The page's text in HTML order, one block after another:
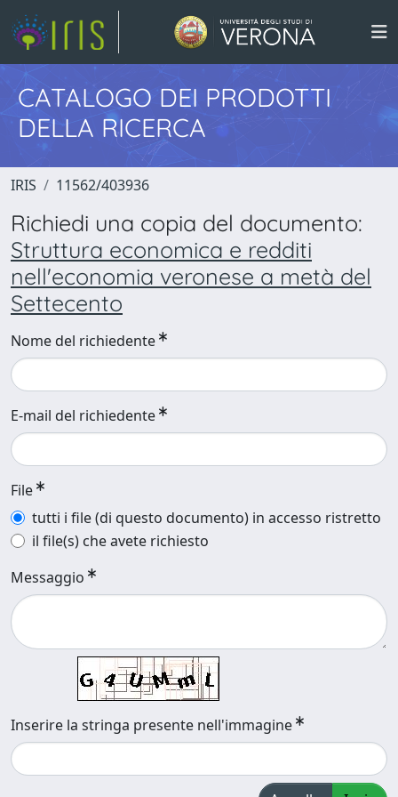
CATALOGO DEI PRODOTTI
DELLA RICERCA
IRIS 11562/403936
Richiedi una copia del documento:
Struttura economica e redditi
nell'economia veronese a metà del
Settecento
Nome del richiedente
E-mail del richiedente
File
tutti i file (di questo documento) in accesso ristretto
il file(s) che avete richiesto
Messaggio
Inserire la stringa presente nell'immagine